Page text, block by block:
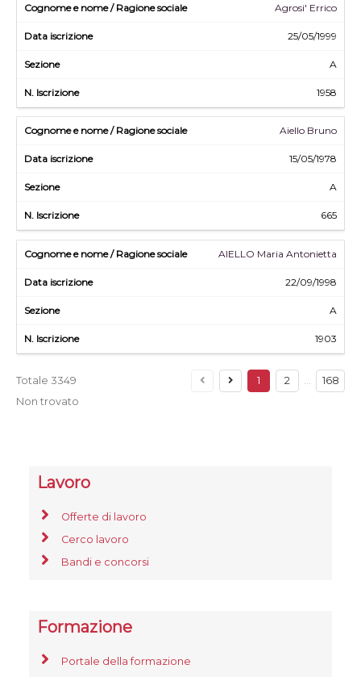
Agrosi' Errico
25/05/1999
A
1958
Aiello Bruno
15/05/1978
A
665
AIELLO Maria Antonietta
22/09/1998
A
1903
Totale 3349 1 2 …
168
Non trovato
Lavoro
Offerte di lavoro
Cerco lavoro
Bandi e concorsi
Formazione
Portale della formazione